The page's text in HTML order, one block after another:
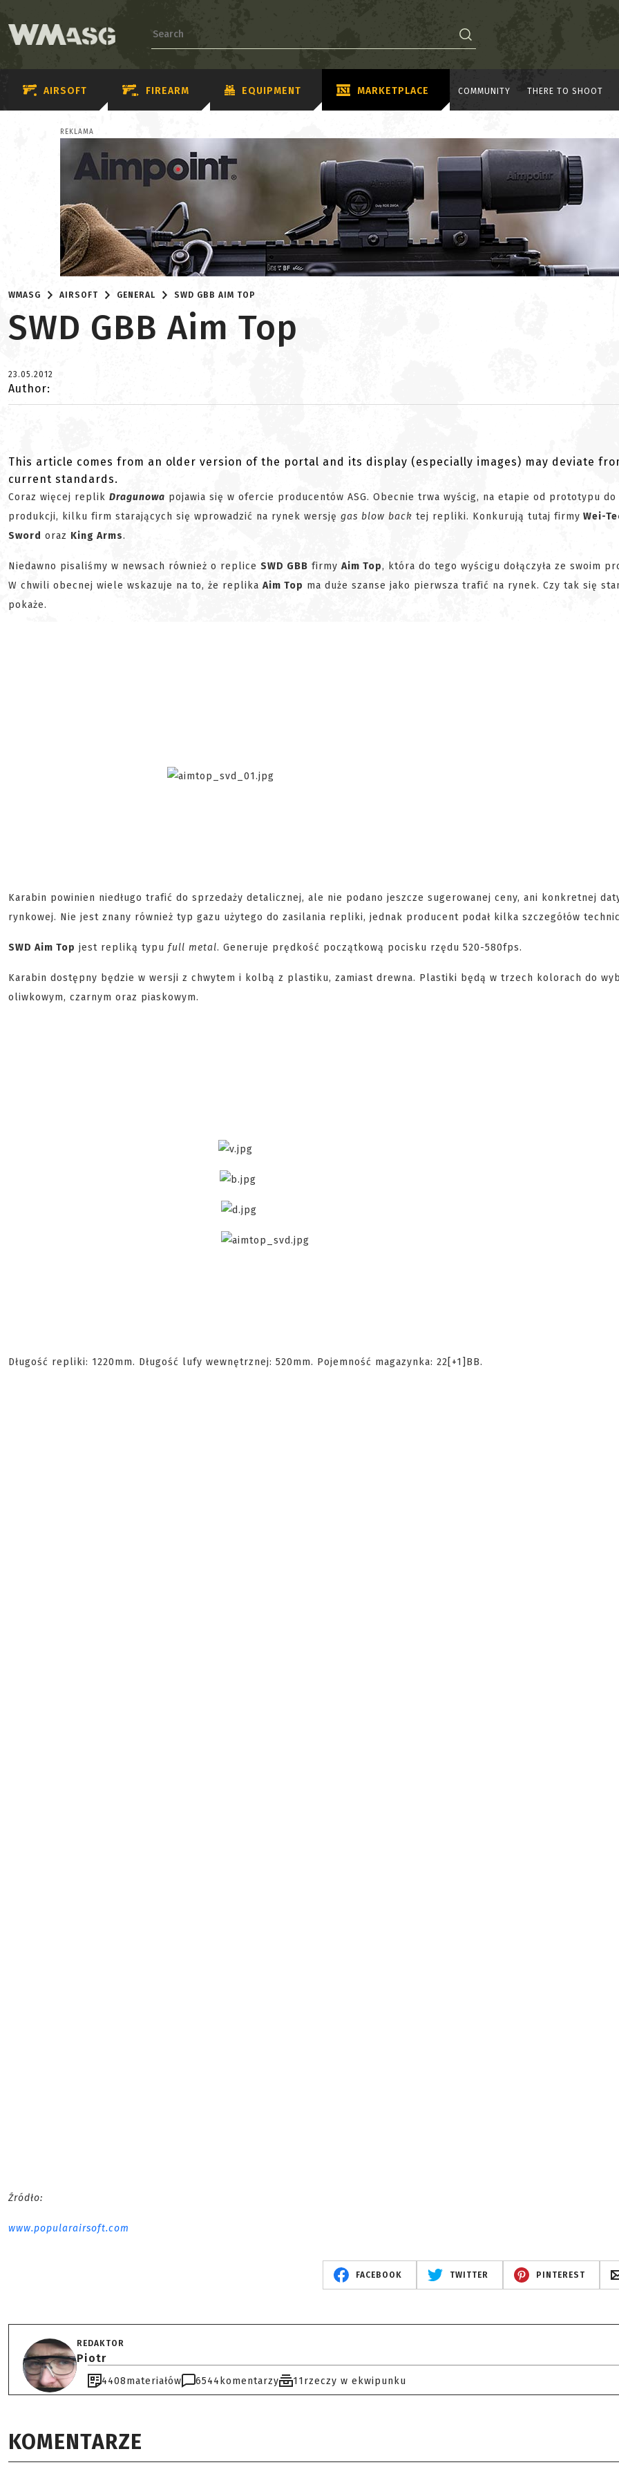
AIRSOFT FIREARM EQUIPMENT MARKETPLACE COMMUNITY THERE TO SHOOT
REKLAMA
WMASG AIRSOFT GENERAL SWD GBB AIM TOP
SWD GBB Aim Top
23.05.2012
Author:
This article comes from an older version of the portal and its display (especially images) may deviate
current standards.
Coraz więcej replik Dragunowa pojawia się w ofercie producentów ASG. Obecnie trwa wyścig, na etapie od prototypu
produkcji, kilku firm starających się wprowadzić na rynek wersję gas blow back tej repliki. Konkurują tutaj firmy Wei-
Sword oraz King Arms.
Niedawno pisaliśmy w newsach również o replice SWD GBB firmy Aim Top, która do tego wyścigu dołączyła ze swoim
W chwili obecnej wiele wskazuje na to, że replika Aim Top ma duże szanse jako pierwsza trafić na rynek. Czy tak się
pokaże.
Karabin powinien niedługo trafić do sprzedaży detalicznej, ale nie podano jeszcze sugerowanej ceny, ani konkretnej
rynkowej. Nie jest znany również typ gazu użytego do zasilania repliki, jednak producent podał kilka szczegółów
SWD Aim Top jest repliką typu full metal. Generuje prędkość początkową pocisku rzędu 520-580fps.
Karabin dostępny będzie w wersji z chwytem i kolbą z plastiku, zamiast drewna. Plastiki będą w trzech kolorach do
oliwkowym, czarnym oraz piaskowym.
Długość repliki: 1220mm. Długość lufy wewnętrznej: 520mm. Pojemność magazynka: 22[+1]BB.
Źródło:
www.popularairsoft.com
FACEBOOK TWITTER PINTEREST
REDAKTOR
Piotr
4408materiałów 6544 komentarzy 11rzeczy w ekwipunku
KOMENTARZE